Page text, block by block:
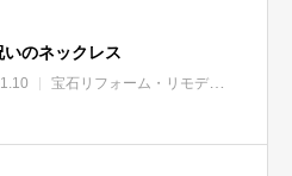
いのネックレス
宝石リフォーム・リモデル